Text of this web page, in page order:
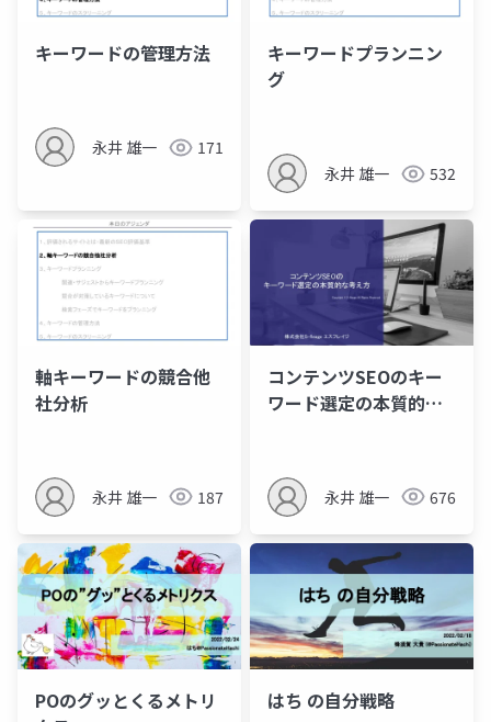
キーワードの管理方法
永井 雄一 171
キーワードプランニン
グ
永井 雄一 532
軸キーワードの競合他
社分析
永井 雄一 187
コンテンツSEOのキー
ワード選定の本質的な
永井 雄一 676
POのグッとくるメトリ
はち の自分戦略